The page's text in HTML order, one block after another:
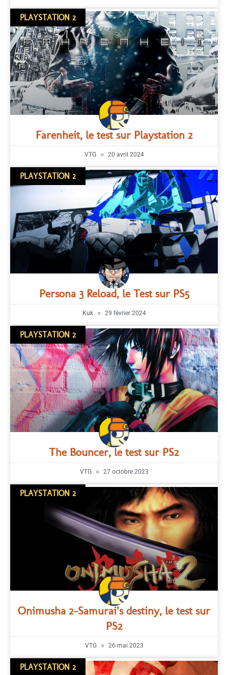
PLAYSTATION 2
Farenheit, le test sur Playstation 2
VTG 20 avril 2024
PLAYSTATION 2
Persona 3 Reload, le Test sur PS5
Kuk 29 février 2024
PLAYSTATION 2
The Bouncer, le test sur PS2
VTG 27 octobre 2023
PLAYSTATION 2
Onimusha 2-Samurai’s destiny, le test sur
PS2
VTG 26 mai 2023
PLAYSTATION 2